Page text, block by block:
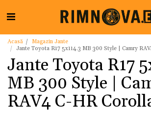
Acasă
Magazin Jante
Jante Toyota R17 5x114.3 MB 300 Style | Camry
Jante Toyota R17
MB 300 Style |
RAV4 C-HR